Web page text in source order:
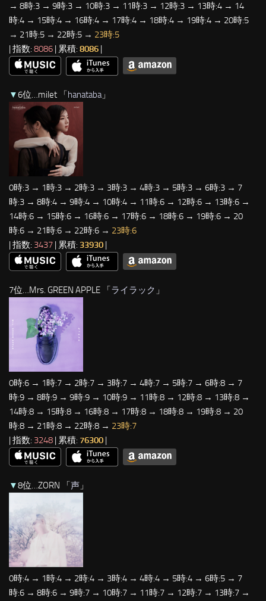
→ 8時:3 → 9時:3 → 10時:3 → 11時:3 → 12時:3 → 13時:4 → 14
時:4 → 15時:4 → 16時:4 → 17時:4 → 18時:4 → 19時:4 → 20時:5
→ 21時:5 → 22時:5 → 23時:5
| 指数: 8086 | 累積: 8086
▼6位…milet 「hanataba」
0時:3 → 1時:3 → 2時:3 → 3時:3 → 4時:3 → 5時:3 → 6時:3 → 7
時:3 → 8時:4 → 9時:4 → 10時:4 → 11時:6 → 12時:6 → 13時:6 →
14時:6 → 15時:6 → 16時:6 → 17時:6 → 18時:6 → 19時:6 → 20
時:6 → 21時:6 → 22時:6 → 23時:6
| 指数: 3437 | 累積: 33930 |
7位…Mrs. GREEN APPLE 「ライラック 」
0時:6 → 1時:7 → 2時:7 → 3時:7 → 4時:7 → 5時:7 → 6時:8 → 7
時:9 → 8時:9 → 9時:9 → 10時:9 → 11時:8 → 12時:8 → 13時:8 →
14時:8 → 15時:8 → 16時:8 → 17時:8 → 18時:8 → 19時:8 → 20
時:8 → 21時:8 → 22時:8 → 23時:7
| 指数: 3248 | 累積: 76300 |
▼8位…ZORN 「声 」
0時:4 → 1時:4 → 2時:4 → 3時:4 → 4時:4 → 5時:4 → 6時:5 → 7
時:6 → 8時:6 → 9時:7 → 10時:7 → 11時:7 → 12時:7 → 13時:7 →